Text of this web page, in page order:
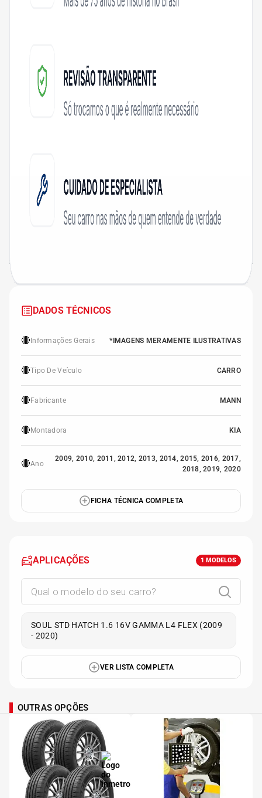
DADOS TÉCNICOS
🔴 Informações Gerais *IMAGENS MERAMENTE ILUSTRATIVAS
🔴Tipo De Veículo CARRO
🔴 Fabricante MANN
🔴 Montadora KIA
🔴Ano
2009, 2010, 2011, 2012, 2013, 2014, 2015, 2016, 2017,
2018, 2019, 2020
FICHA TÉCNICA COMPLETA
APLICAÇÕES 1 MODELOS
SOUL STD HATCH 1.6 16V GAMMA L4 FLEX (2009
- 2020)
VER LISTA COMPLETA
OUTRAS OPÇÕES